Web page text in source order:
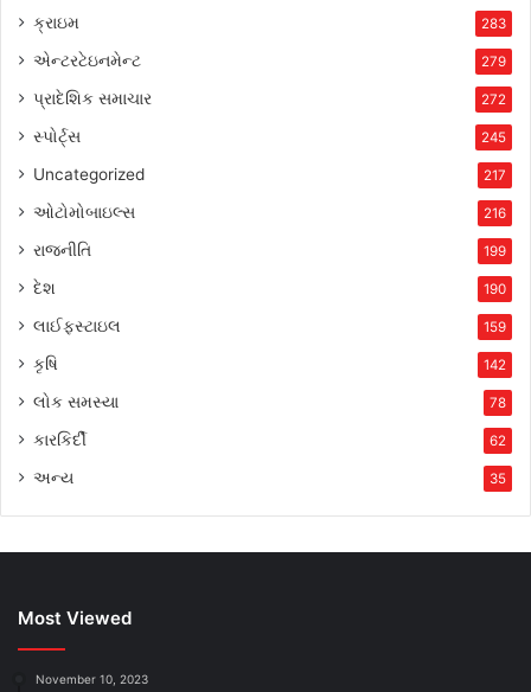
ક્રાઇમ 283
એન્ટરટેઇનમેન્ટ 279
પ્રાદેશિક સમાચાર 272
સ્પોર્ટ્સ 245
Uncategorized 217
ઓટોમોબાઇલ્સ 216
રાજનીતિ 199
દેશ 190
લાઈફસ્ટાઇલ 159
કૃષિ 142
લોક સમસ્યા 78
કારકિર્દી 62
અન્ય 35
Most Viewed
November 10, 2023